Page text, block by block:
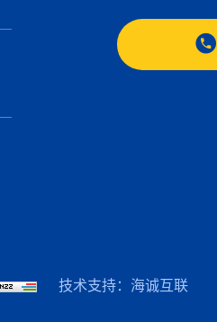
技术支持：海诚互联